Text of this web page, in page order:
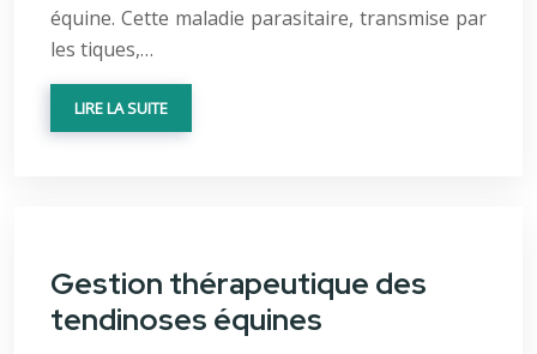
équine. Cette maladie parasitaire, transmise par
les tiques,…
LIRE LA SUITE
Gestion thérapeutique des
tendinoses équines